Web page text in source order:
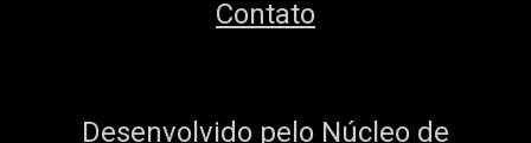
Contato
Desenvolvido pelo Núcleo de